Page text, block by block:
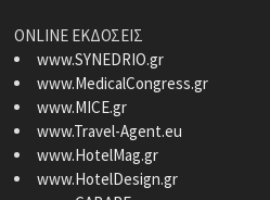
ONLINE ΕΚΔΟΣΕΙΣ
www.SYNEDRIO.gr
www.MedicalCongress.gr
www.MICE.gr
www.Travel-Agent.eu
www.HotelMag.gr
www.HotelDesign.gr